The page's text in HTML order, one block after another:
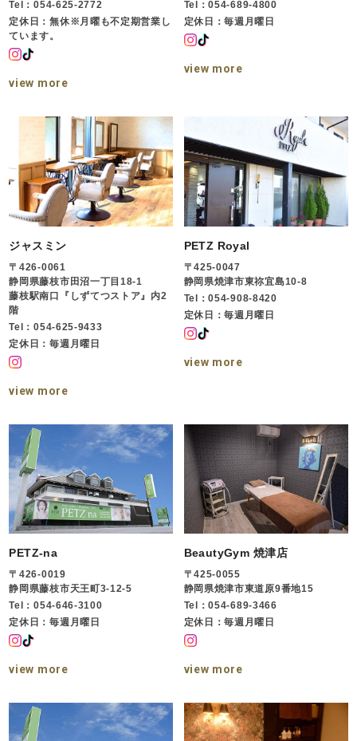
Tel：054-625-2772
定休日：無休※月曜も不定期営業し
ています。
view more
Tel：054-689-4800
定休日：毎週月曜日
view more
ジャスミン
〒426-0061
静岡県藤枝市田沼一丁目18-1
藤枝駅南口『しずてつストア』内2
階
Tel：054-625-9433
定休日：毎週月曜日
view more
PETZ Royal
〒425-0047
静岡県焼津市東祢宜島10-8
Tel：054-908-8420
定休日：毎週月曜日
view more
PETZ-na
〒426-0019
静岡県藤枝市天王町3-12-5
Tel：054-646-3100
定休日：毎週月曜日
view more
BeautyGym 焼津店
〒425-0055
静岡県焼津市東道原9番地15
Tel：054-689-3466
定休日：毎週月曜日
view more